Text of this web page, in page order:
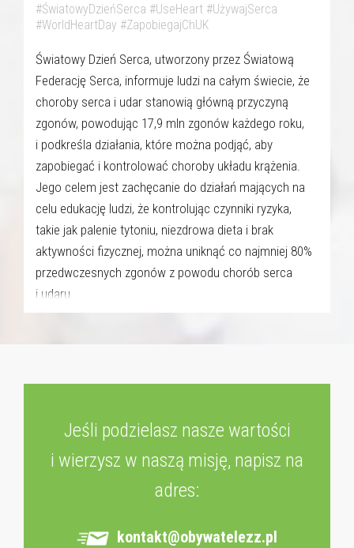
#ŚwiatowyDzieńSerca #UseHeart #UżywajSerca
#WorldHeartDay #ZapobiegajChUK
Światowy Dzień Serca, utworzony przez Światową
Federację Serca, informuje ludzi na całym świecie, że
choroby serca i udar stanowią główną przyczyną
zgonów, powodując 17,9 mln zgonów każdego roku,
i podkreśla działania, które można podjąć, aby
zapobiegać i kontrolować choroby układu krążenia.
Jego celem jest zachęcanie do działań mających na
celu edukację ludzi, że kontrolując czynniki ryzyka,
takie jak palenie tytoniu, niezdrowa dieta i brak
aktywności fizycznej, można uniknąć co najmniej 80%
przedwczesnych zgonów z powodu chorób serca
i udaru.
Jeśli podzielasz nasze wartości
i wierzysz w naszą misję, napisz na
adres:
kontakt@obywatelezz.pl